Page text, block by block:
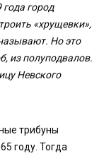
город
«хрущевки»,
Но это
из полуподвалов.
Невского
трибуны
году. Тогда